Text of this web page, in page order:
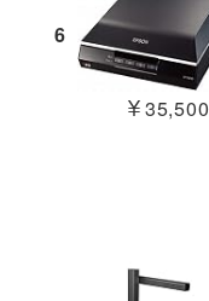
6
￥35,500